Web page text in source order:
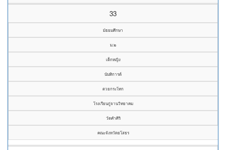
33
มัธยมศึกษา
ม.๒
เด็กหญิง
นันทิการต์
ตวยกระโทก
โรงเรียนกู่จานวิทยาคม
วัดคำศิริ
คณะจังหวัดยโสธร